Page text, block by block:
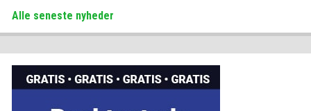
Alle seneste nyheder